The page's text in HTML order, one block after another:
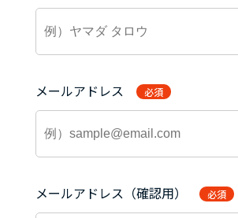
メールアドレス 必須
メールアドレス（確認用） 必須